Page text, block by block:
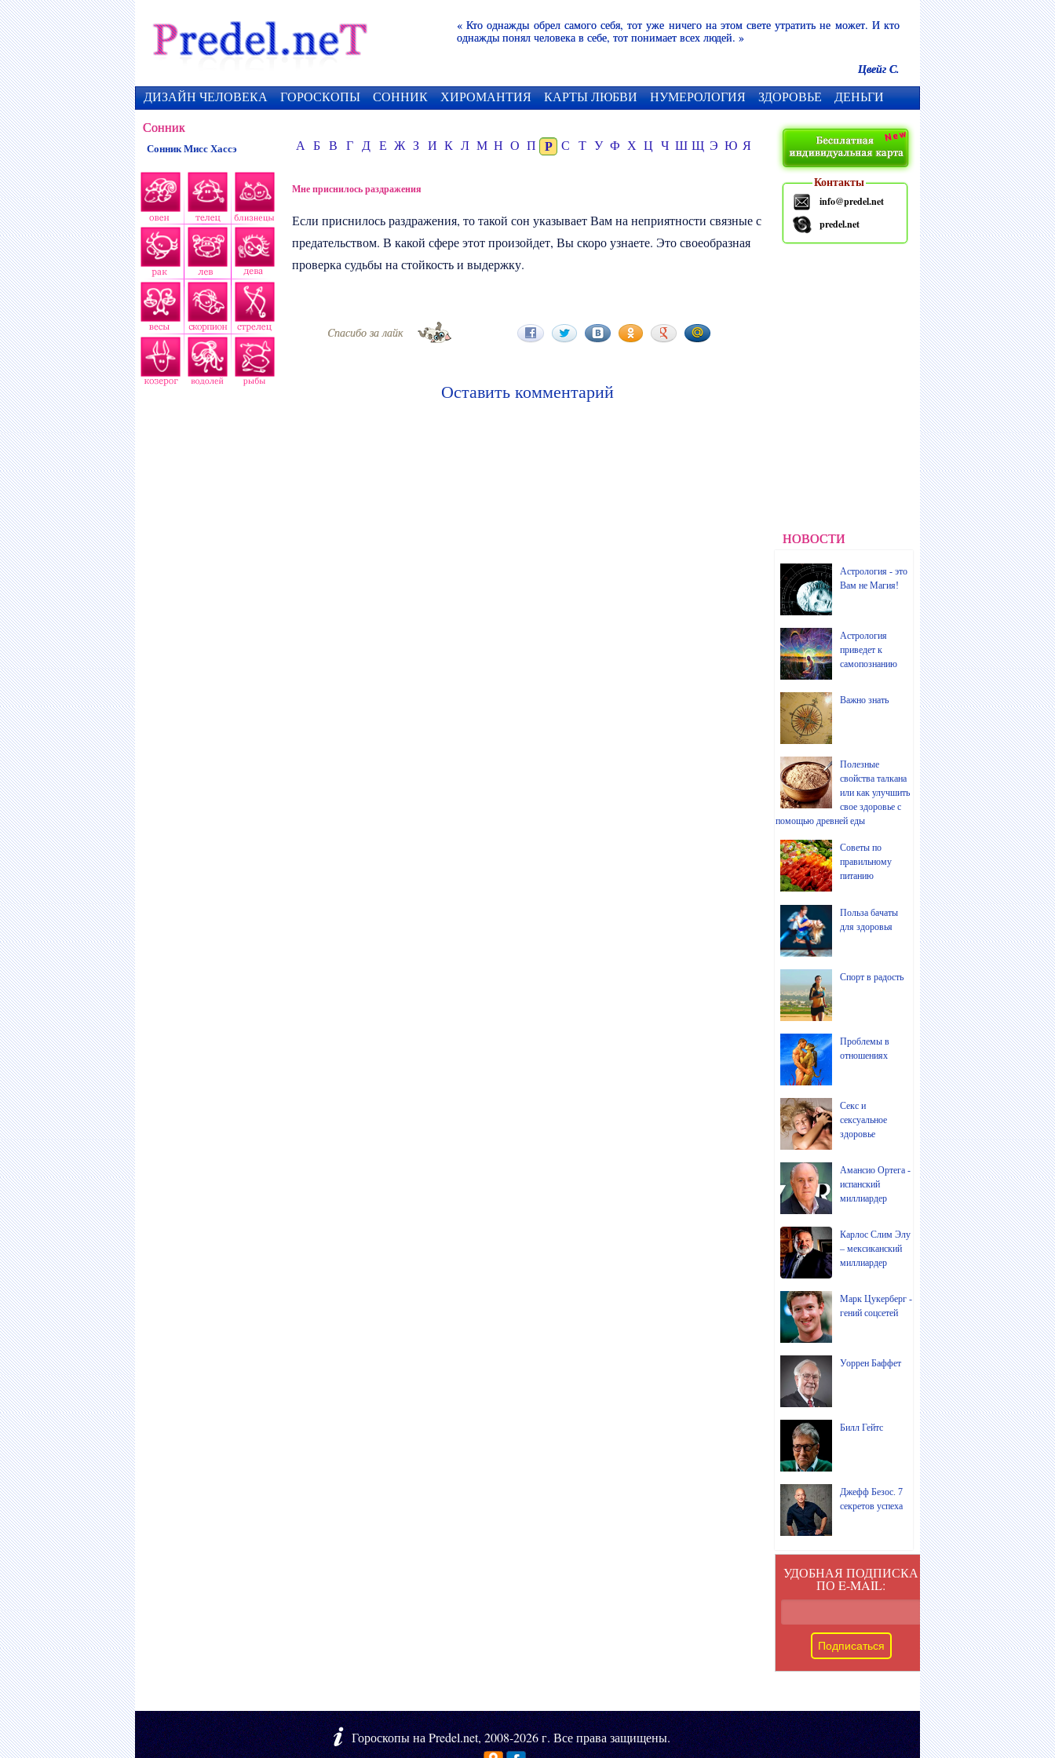
« Кто однажды обрел самого себя, тот уже ничего на этом свете утратить не может. И кто
однажды понял человека в себе, тот понимает всех людей. »
Цвейг С.
ДИЗАЙН ЧЕЛОВЕКА ГОРОСКОПЫ СОННИК ХИРОМАНТИЯ КАРТЫ ЛЮБВИ НУМЕРОЛОГИЯ ЗДОРОВЬЕ ДЕНЬГИ
Сонник
Сонник Мисс Хассэ А Б В Г Д Е Ж З И К Л М Н О П Р С Т У Ф Х Ц Ч Ш Щ Э Ю Я
Мне приснилось раздражения
Если приснилосьраздражения, то такой сон указывает Вам на неприятности связные с
предательством. В какой сфере этот произойдет, Вы скоро узнаете. Это своеобразная
проверка судьбы на стойкость и выдержку.
Cпасибо за лайк
Оставить комментарий
Контакты
info@predel.net
predel.net
НОВОСТИ
Астрология - это
Вам не Магия!
Астрология
приведет к
самопознанию
Важно знать
Полезные
свойства талкана
или как улучшить
свое здоровье с
помощью древней еды
Советы по
правильному
питанию
Польза бачаты
для здоровья
Спорт в радость
Проблемы в
отношениях
Секс и
сексуальное
здоровье
Амансио Ортега -
испанский
миллиардер
Карлос Слим Элу
– мексиканский
миллиардер
Марк Цукерберг -
гений соцсетей
Уоррен Баффет
Билл Гейтс
Джефф Безос. 7
секретов успеха
УДОБНАЯ ПОДПИСКА
ПО E-MAIL:
Гороскопы на Predel.net, 2008-2026 г. Все права защищены.